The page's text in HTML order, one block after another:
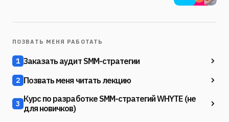
ПОЗВАТЬ МЕНЯ РАБОТАТЬ
1 Заказать аудит SMM-стратегии
2 Позвать меня читать лекцию
3 Курс по разработке SMM-стратегий WHYTE (не
для новичков)